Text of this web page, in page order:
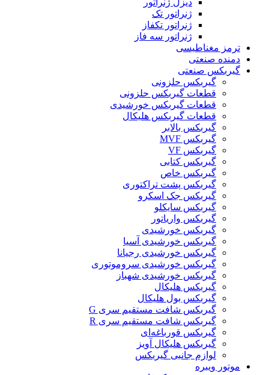
دیزل ژنراتور
ژنراتور تک
ژنراتور تکفاز
ژنراتور سه فاز
ترمز مغناطیسی
دمنده صنعتی
گیربکس صنعتی
گیربکس حلزونی
قطعات گيربکس حلزونی
قطعات گيربکس خورشيدی
قطعات گیربکس هلیکال
گيربکس بالابر
گیربکس MVF
گیربکس VF
گیربکس کتابی
گیربکس خاص
گیربکس پشت تراکتوری
گیربکس جک اسکرو
گیربکس سایکلو
گیربکس واریاتور
گیربکس خورشیدی
گیربکس خورشیدی آسیا
گیربکس خورشیدی رجیانا
گیربکس خورشیدی سروموتوری
گیربکس خورشیدی شهباز
گیربکس هلیکال
گیربکس بول هلیکال
گیربکس شافت مستقیم سری G
گیربکس شافت مستقیم سری R
گیربکس قورباغه‌ای
گیربکس هلیکال آویز
لوازم جانبی گیربکس
موتور ویبره